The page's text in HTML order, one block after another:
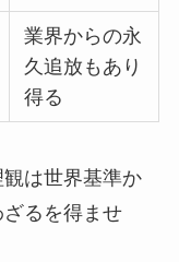
業界からの永
久追放もあり
得る
は世界基準か
るを得ませ